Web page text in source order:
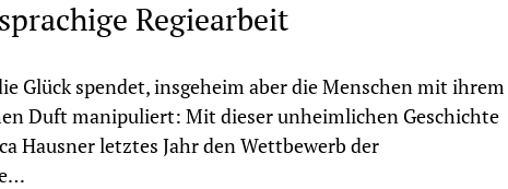
Regiearbeit
Glück spendet, insgeheim aber die Menschen mit ihrem
Duft manipuliert: Mit dieser unheimlichen Geschichte
Hausner letztes Jahr den Wettbewerb der